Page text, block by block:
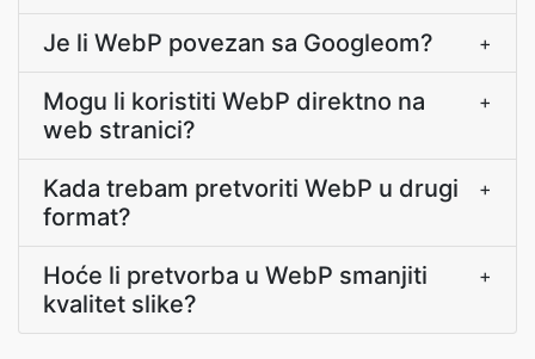
Je li WebP povezan sa Googleom? +
Mogu li koristiti WebP direktno na
web stranici?
+
Kada trebam pretvoriti WebP u drugi
format?
+
Hoće li pretvorba u WebP smanjiti
kvalitet slike?
+